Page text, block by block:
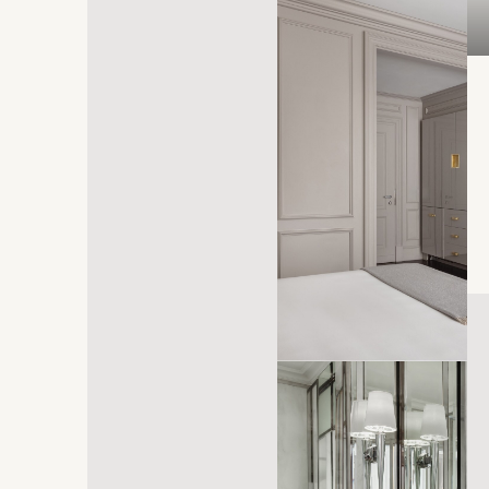
abre em uma nova aba